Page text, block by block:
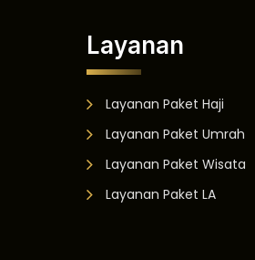
Layanan
Layanan Paket Haji
Layanan Paket Umrah
Layanan Paket Wisata
Layanan Paket LA